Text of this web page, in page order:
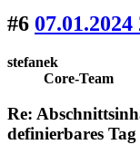
#6
stefanek
Core-Team
Re:
definierbares Tag